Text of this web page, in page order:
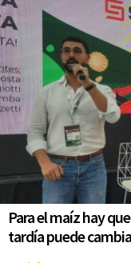
Para el maíz hay
tardía puede